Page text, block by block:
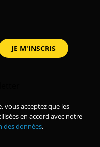
vous acceptez que les
en accord avec notre
des données.